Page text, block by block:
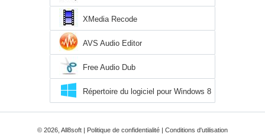
XMedia Recode
AVS Audio Editor
Free Audio Dub
Répertoire du logiciel pour Windows 8
© 2026, All8soft | Politique de confidentialité | Conditions d'utilisation